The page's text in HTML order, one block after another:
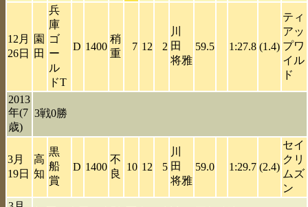
12月
26日
園
田
兵
庫
ゴ
ー
ル
ドT
D 1400
稍
重
7 12 2
川
田
将雅
59.5 1:27.8 (1.4)
ティ
アッ
プワ
イル
ド
2013
年(7
歳)
3戦0勝
3月
19日
高
知
黒
船
賞
D 1400
不
良
10 12 5
川
田
将雅
59.0 1:29.7 (2.4)
セイ
クリ
ムズ
ン